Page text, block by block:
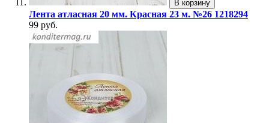
В корзину
Лента атласная 20 мм. Красная 23 м. №26 1218294
99 руб.